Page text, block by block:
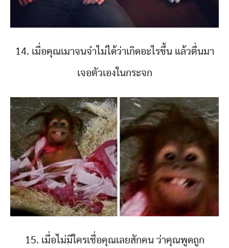
14. เมื่อคุณเมาจนจำไม่ได้ว่าเกิดอะไรขึ้น แล้วตื่นมา
เจอตัวเองในกระจก
15. เมื่อไม่มีใครเชื่อคุณเลยสักคน ว่าคุณพูดถูก